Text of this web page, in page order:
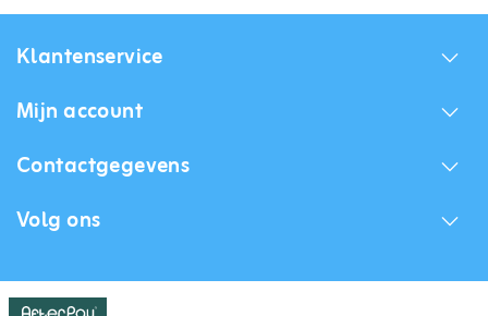
Klantenservice
Mijn account
Contactgegevens
Volg ons